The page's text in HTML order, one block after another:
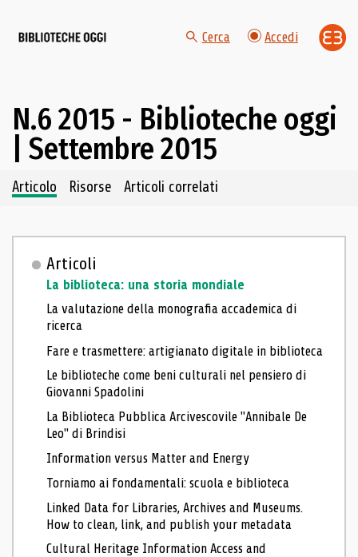
Cerca Accedi
N.6 2015 - Biblioteche oggi
| Settembre 2015
Navigazione dei contenuti del fascicolo
Articolo Risorse Articoli correlati
Articoli
La biblioteca: una storia mondiale
La valutazione della monografia accademica di
ricerca
Fare e trasmettere: artigianato digitale in biblioteca
Le biblioteche come beni culturali nel pensiero di
Giovanni Spadolini
La Biblioteca Pubblica Arcivescovile "Annibale De
Leo" di Brindisi
Information versus Matter and Energy
Torniamo ai fondamentali: scuola e biblioteca
Linked Data for Libraries, Archives and Museums.
How to clean, link, and publish your metadata
Cultural Heritage Information Access and